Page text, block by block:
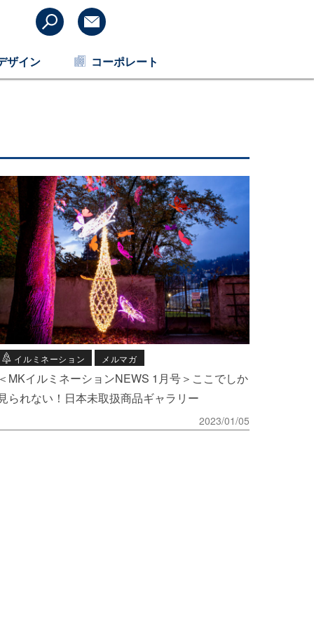
ザイン コーポレート
イルミネーション メルマガ
MKイルミネーションNEWS 1月号＞ここでしか
られない！日本未取扱商品ギャラリー
2023/01/05